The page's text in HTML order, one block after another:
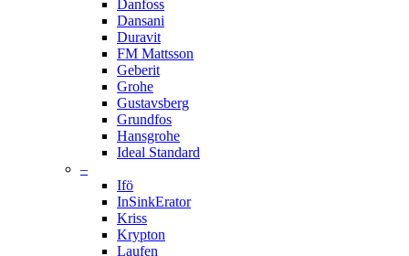
Danfoss
Dansani
Duravit
FM Mattsson
Geberit
Grohe
Gustavsberg
Grundfos
Hansgrohe
Ideal Standard
–
Ifö
InSinkErator
Kriss
Krypton
Laufen